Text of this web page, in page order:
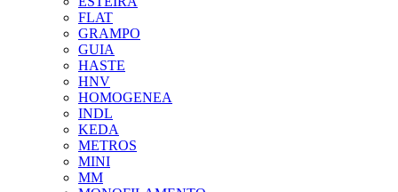
FLAT
GRAMPO
GUIA
HASTE
HNV
HOMOGENEA
INDL
KEDA
METROS
MINI
MM